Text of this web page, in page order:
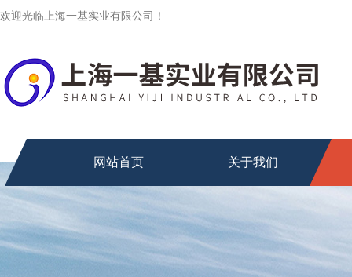
欢迎光临上海一基实业有限公司！
网站首页 关于我们